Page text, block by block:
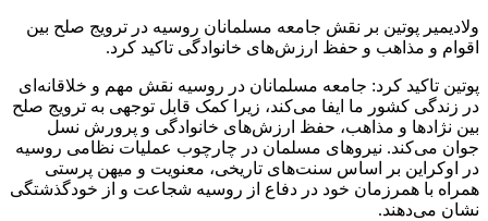
ولادیمیر پوتین بر نقش جامعه مسلمانان روسیه در ترویج صلح بین
اقوام و مذاهب و حفظ ارزش‌های خانوادگی تاکید کرد.
پوتین تاکید کرد: جامعه مسلمانان در روسیه نقش مهم و خلاقانه‌ای
در زندگی کشور ما ایفا می‌کند، زیرا کمک قابل توجهی به ترویج صلح
بین نژادها و مذاهب، حفظ ارزش‌های خانوادگی و پرورش نسل
جوان می‌کند. نیروهای مسلمان در چارچوب عملیات نظامی روسیه
در اوکراین بر اساس سنت‌های تاریخی، معنویت و میهن پرستی
همراه با همرزمان خود در دفاع از روسیه شجاعت و از خودگذشتگی
نشان می‌دهند.